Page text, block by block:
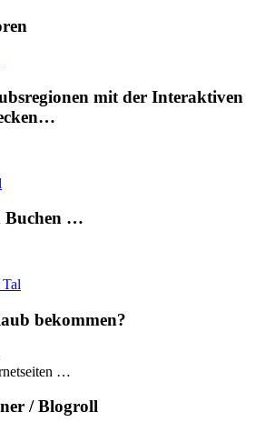
mit der Interaktiven
Buchen …
bekommen?
…
/ Blogroll